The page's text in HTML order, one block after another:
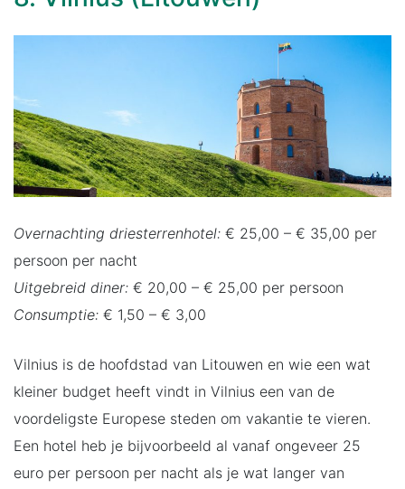
Overnachting driesterrenhotel: € 25,00 – € 35,00 per
persoon per nacht
Uitgebreid diner: € 20,00 – € 25,00 per persoon
Consumptie: € 1,50 – € 3,00
Vilnius is de hoofdstad van Litouwen en wie een wat
kleiner budget heeft vindt in Vilnius een van de
voordeligste Europese steden om vakantie te vieren.
Een hotel heb je bijvoorbeeld al vanaf ongeveer 25
euro per persoon per nacht als je wat langer van